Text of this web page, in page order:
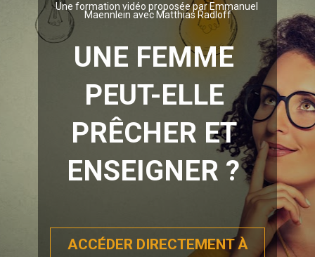
Une formation vidéo proposée par Emmanuel
Maennlein avec Matthias Radloff
UNE FEMME
PEUT-ELLE
PRÊCHER ET
ENSEIGNER ?
ACCÉDER DIRECTEMENT À